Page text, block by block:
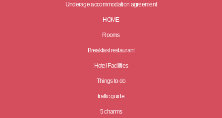
Underage accommodation agreement
HOME
Rooms
Breakfast restaurant
Hotel Facilities
Things to do
traffic guide
5 charms